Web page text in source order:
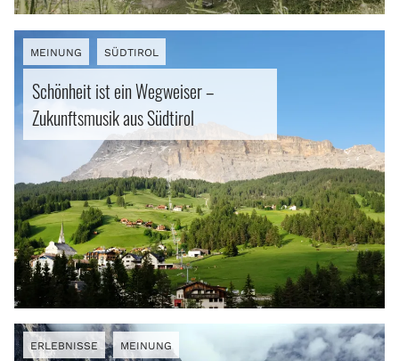
Info
MEINUNG SÜDTIROL
Schönheit ist ein Wegweiser –
Zukunftsmusik aus Südtirol
ERLEBNISSE MEINUNG